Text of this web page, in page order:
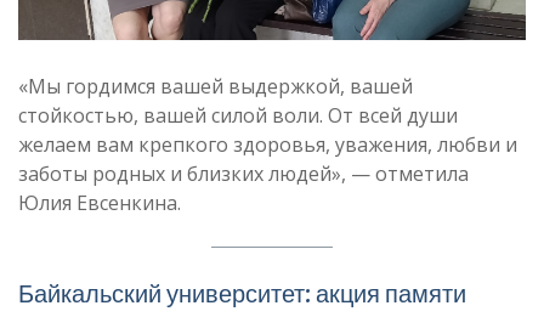
«Мы гордимся вашей выдержкой, вашей
стойкостью, вашей силой воли. От всей души
желаем вам крепкого здоровья, уважения, любви и
заботы родных и близких людей», — отметила
Юлия Евсенкина.
Байкальский университет: акция памяти